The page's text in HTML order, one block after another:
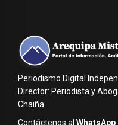
Periodismo Digital
Director: Periodista y
Chaiña
Contáctenos al WhatsApp